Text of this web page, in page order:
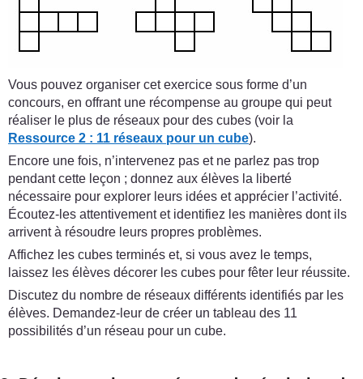
Vous pouvez organiser cet exercice sous forme d’un
concours, en offrant une récompense au groupe qui peut
réaliser le plus de réseaux pour des cubes (voir la
Ressource 2 : 11 réseaux pour un cube).
Encore une fois, n’intervenez pas et ne parlez pas trop
pendant cette leçon ; donnez aux élèves la liberté
nécessaire pour explorer leurs idées et apprécier l’activité.
Écoutez-les attentivement et identifiez les manières dont ils
arrivent à résoudre leurs propres problèmes.
Affichez les cubes terminés et, si vous avez le temps,
laissez les élèves décorer les cubes pour fêter leur réussite.
Discutez du nombre de réseaux différents identifiés par les
élèves. Demandez-leur de créer un tableau des 11
possibilités d’un réseau pour un cube.